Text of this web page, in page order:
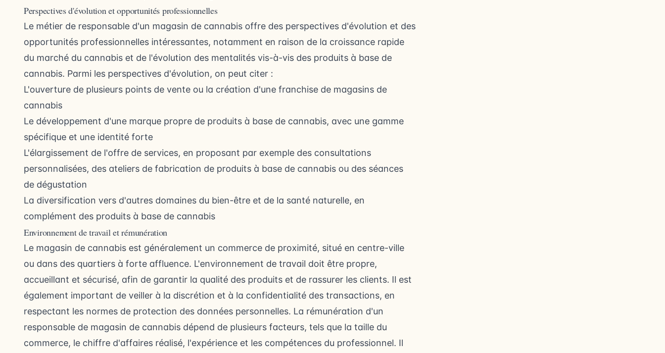
Perspectives d'évolution et opportunités professionnelles
Le métier de responsable d'un magasin de cannabis offre des perspectives d'évolution et des
opportunités professionnelles intéressantes, notamment en raison de la croissance rapide
du marché du cannabis et de l'évolution des mentalités vis-à-vis des produits à base de
cannabis. Parmi les perspectives d'évolution, on peut citer :
L'ouverture de plusieurs points de vente ou la création d'une franchise de magasins de
cannabis
Le développement d'une marque propre de produits à base de cannabis, avec une gamme
spécifique et une identité forte
L'élargissement de l'offre de services, en proposant par exemple des consultations
personnalisées, des ateliers de fabrication de produits à base de cannabis ou des séances
de dégustation
La diversification vers d'autres domaines du bien-être et de la santé naturelle, en
complément des produits à base de cannabis
Environnement de travail et rémunération
Le magasin de cannabis est généralement un commerce de proximité, situé en centre-ville
ou dans des quartiers à forte affluence. L'environnement de travail doit être propre,
accueillant et sécurisé, afin de garantir la qualité des produits et de rassurer les clients. Il est
également important de veiller à la discrétion et à la confidentialité des transactions, en
respectant les normes de protection des données personnelles. La rémunération d'un
responsable de magasin de cannabis dépend de plusieurs facteurs, tels que la taille du
commerce, le chiffre d'affaires réalisé, l'expérience et les compétences du professionnel. Il